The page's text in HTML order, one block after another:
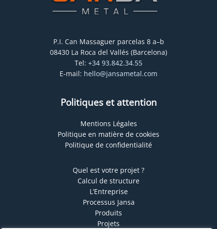
P.I. Can Massaguer parcelas 8 a–b
08430 La Roca del Vallés (Barcelona)
Tel: +34 93.842.34.55
E-mail: hello@jansametal.com
Politiques et attention
Mentions Légales
Politique en matière de cookies
Politique de confidentialité
Quel est votre projet ?
Calcul de structure
L’Entreprise
Processus Jansa
Produits
Projets